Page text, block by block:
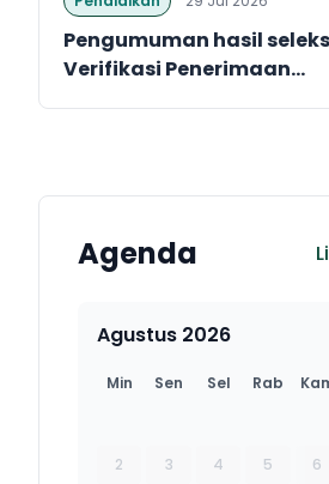
Pengumuman hasil
Verifikasi Penerimaan...
Agenda
Agustus 2026
Min Sen Sel Rab
2 3 4 5 6